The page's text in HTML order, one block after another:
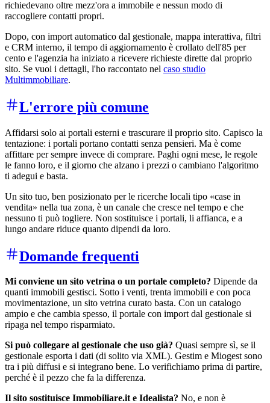
richiedevano oltre mezz'ora a immobile e nessun modo di
raccogliere contatti propri.
Dopo, con import automatico dal gestionale, mappa interattiva, filtri
e CRM interno, il tempo di aggiornamento è crollato dell'85 per
cento e l'agenzia ha iniziato a ricevere richieste dirette dal proprio
sito. Se vuoi i dettagli, l'ho raccontato nel caso studio
Multimmobiliare.
L'errore più comune
Affidarsi solo ai portali esterni e trascurare il proprio sito. Capisco la
tentazione: i portali portano contatti senza pensieri. Ma è come
affittare per sempre invece di comprare. Paghi ogni mese, le regole
le fanno loro, e il giorno che alzano i prezzi o cambiano l'algoritmo
ti adegui e basta.
Un sito tuo, ben posizionato per le ricerche locali tipo «case in
vendita» nella tua zona, è un canale che cresce nel tempo e che
nessuno ti può togliere. Non sostituisce i portali, li affianca, e a
lungo andare riduce quanto dipendi da loro.
Domande frequenti
Mi conviene un sito vetrina o un portale completo? Dipende da
quanti immobili gestisci. Sotto i venti, trenta immobili e con poca
movimentazione, un sito vetrina curato basta. Con un catalogo
ampio e che cambia spesso, il portale con import dal gestionale si
ripaga nel tempo risparmiato.
Si può collegare al gestionale che uso già? Quasi sempre sì, se il
gestionale esporta i dati (di solito via XML). Gestim e Miogest sono
tra i più diffusi e si integrano bene. Lo verifichiamo prima di partire,
perché è il pezzo che fa la differenza.
Il sito sostituisce Immobiliare.it e Idealista? No, e non è